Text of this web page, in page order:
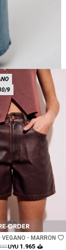
9
VEGANO - MARRON
UYU 1.965